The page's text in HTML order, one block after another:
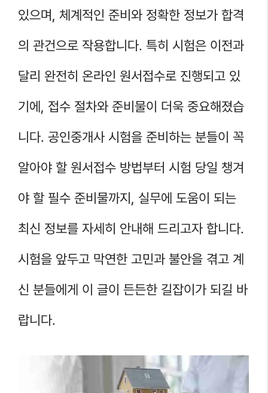
있으며, 체계적인 준비와 정확한 정보가 합격
의 관건으로 작용합니다. 특히 시험은 이전과
달리 완전히 온라인 원서접수로 진행되고 있
기에, 접수 절차와 준비물이 더욱 중요해졌습
니다. 공인중개사 시험을 준비하는 분들이 꼭
알아야 할 원서접수 방법부터 시험 당일 챙겨
야 할 필수 준비물까지, 실무에 도움이 되는
최신 정보를 자세히 안내해 드리고자 합니다.
시험을 앞두고 막연한 고민과 불안을 겪고 계
신 분들에게 이 글이 든든한 길잡이가 되길 바
랍니다.